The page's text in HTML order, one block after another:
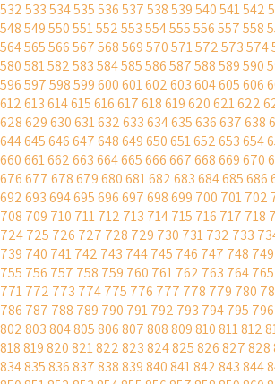
532533534535536537538539540541542
548549550551552553554555556557558
564565566567568569570571572573574
580581582583584585586587588589590
596597598599600601602603604605606
612613614615616617618619620621622
628629630631632633634635636637638
644645646647648649650651652653654
660661662663664665666667668669670
676677678679680681682683684685686
692693694695696697698699 700 701702
708 709 710 711712 713 714715 716 717 718
724725 726 727 728 729 730 731732 733
739 740 741742 743 744745 746 747 748 749
755 756 757 758 759 760 761762 763 764765
771772 773 774775 776 777 778 779 780
786 787 788 789 790 791792 793 794795 796
802803804805806807808809810811812
818819820821822823824825826827828
834835836837838839840841842843844